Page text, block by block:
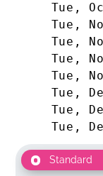
Tue,
Tue,
Tue,
Tue,
Tue,
Tue,
Tue,
Tue,
Standard